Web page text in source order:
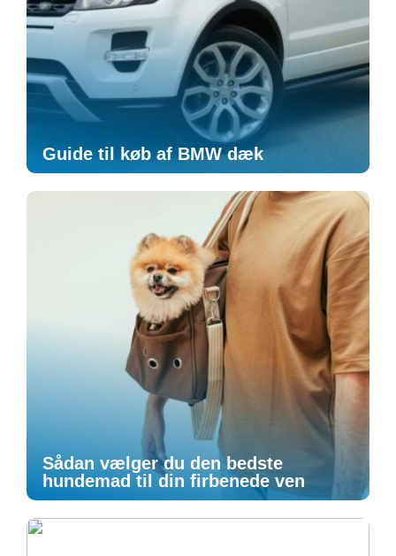
Guide til køb af BMW dæk
Sådan vælger du den bedste
hundemad til din firbenede ven